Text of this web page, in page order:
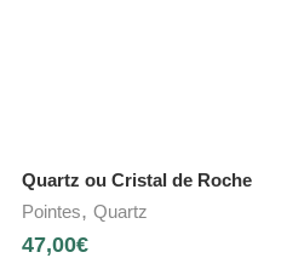
Quartz ou Cristal de Roche
Pointes, Quartz
47,00€